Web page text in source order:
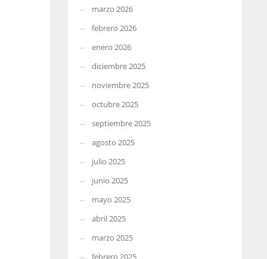
marzo 2026
febrero 2026
enero 2026
diciembre 2025
noviembre 2025
octubre 2025
septiembre 2025
agosto 2025
julio 2025
junio 2025
mayo 2025
abril 2025
marzo 2025
febrero 2025